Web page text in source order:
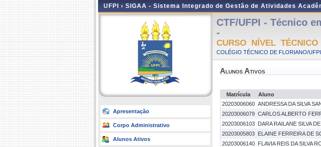
UFPI › SIGAA - Sistema Integrado de Gestão de Atividades
Apresentação
Corpo Administrativo
Alunos Ativos
CTF/UFPI - Técnico
-
CURSO NÍVEL TÉCNICO
COLÉGIO TÉCNICO DE FLORIANO/
Alunos Ativos
Matrícula
Aluno
20203006060 ANDRESSA DA SILVA
20203006079 CARLOS ALBERTO
20203006103 DARA RAILANE SILVA
20203005803 ELAINE FERREIRA DE
20203006140 FLAVIA REIS DA SILVA